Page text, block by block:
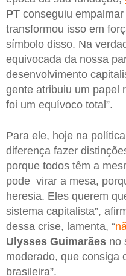
PT conseguiu
transformou isso em
símbolo disso. Na
equivocada da nossa
desenvolvimento
gente atribuiu um papel
foi um equívoco total”.
Para ele, hoje na
diferença fazer
porque todos têm a
pode virar a mesa,
heresia. Eles querem
sistema capitalista”,
dessa crise, lamenta, “
Ulysses Guimarães no
moderado, que consiga
brasileira”.